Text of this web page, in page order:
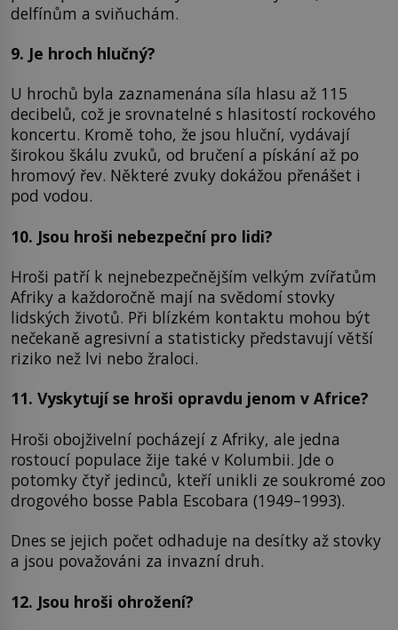
delfínům a sviňuchám.
9. Je hroch hlučný?
U hrochů byla zaznamenána síla hlasu až 115
decibelů, což je srovnatelné s hlasitostí rockového
koncertu. Kromě toho, že jsou hluční, vydávají
širokou škálu zvuků, od bručení a pískání až po
hromový řev. Některé zvuky dokážou přenášet i
pod vodou.
10. Jsou hroši nebezpeční pro lidi?
Hroši patří k nejnebezpečnějším velkým zvířatům
Afriky a každoročně mají na svědomí stovky
lidských životů. Při blízkém kontaktu mohou být
nečekaně agresivní a statisticky představují větší
riziko než lvi nebo žraloci.
11. Vyskytují se hroši opravdu jenom v Africe?
Hroši obojživelní pocházejí z Afriky, ale jedna
rostoucí populace žije také v Kolumbii. Jde o
potomky čtyř jedinců, kteří unikli ze soukromé zoo
drogového bosse Pabla Escobara (1949–1993).
Dnes se jejich počet odhaduje na desítky až stovky
a jsou považováni za invazní druh.
12. Jsou hroši ohrožení?